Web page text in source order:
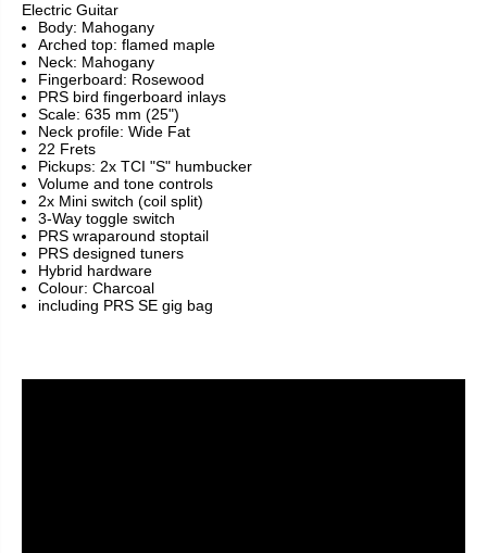
Electric Guitar
Body: Mahogany
Arched top: flamed maple
Neck: Mahogany
Fingerboard: Rosewood
PRS bird fingerboard inlays
Scale: 635 mm (25")
Neck profile: Wide Fat
22 Frets
Pickups: 2x TCI "S" humbucker
Volume and tone controls
2x Mini switch (coil split)
3-Way toggle switch
PRS wraparound stoptail
PRS designed tuners
Hybrid hardware
Colour: Charcoal
including PRS SE gig bag